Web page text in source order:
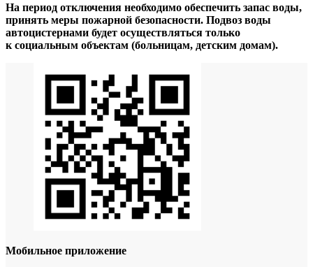
На период отключения необходимо обеспечить запас воды,
принять меры пожарной безопасности. Подвоз воды
автоцистернами будет осуществляться только
к социальным объектам (больницам, детским домам).
Мобильное приложение